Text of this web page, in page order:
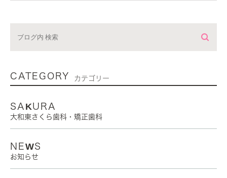
CATEGORY カテゴリー
SAKURA
大和東さくら歯科・矯正歯科
NEWS
お知らせ